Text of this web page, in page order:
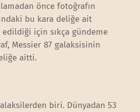
önce fotoğrafın
bu kara deliğe ait
için sıkça gündeme
Messier 87 galaksisinin
aitti.
biri. Dünyadan 53